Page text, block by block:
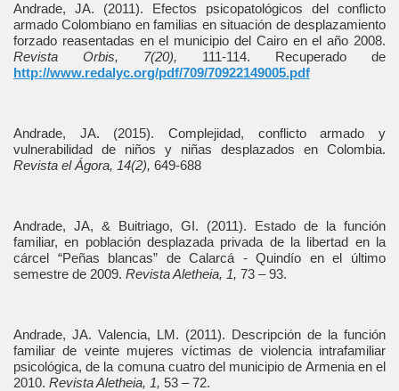
Andrade, JA. (2011). Efectos psicopatológicos del conflicto
armado Colombiano en familias en situación de desplazamiento
forzado reasentadas en el municipio del Cairo en el año 2008.
Revista Orbis, 7(20), 111-114. Recuperado de
http://www.redalyc.org/pdf/709/70922149005.pdf
Andrade, JA. (2015). Complejidad, conflicto armado y
vulnerabilidad de niños y niñas desplazados en Colombia.
Revista el Ágora, 14(2), 649-688
Andrade, JA, & Buitriago, GI. (2011). Estado de la función
familiar, en población desplazada privada de la libertad en la
cárcel “Peñas blancas” de Calarcá - Quindío en el último
semestre de 2009. Revista Aletheia, 1, 73 – 93.
Andrade, JA. Valencia, LM. (2011). Descripción de la función
familiar de veinte mujeres víctimas de violencia intrafamiliar
psicológica, de la comuna cuatro del municipio de Armenia en el
2010. Revista Aletheia, 1, 53 – 72.